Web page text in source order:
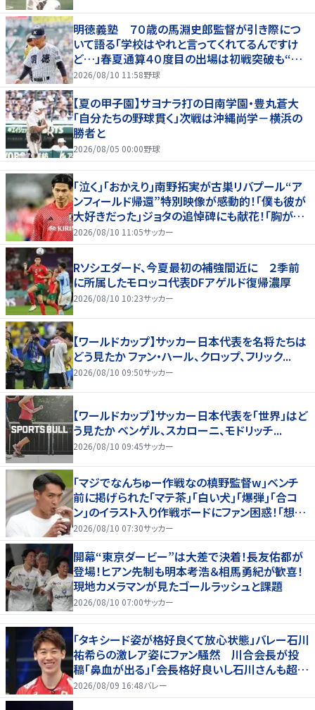
明徳義塾 ７０歳の馬淵史郎監督が引き際につ
いて語る「学校はやれと言ってくれてるんですけ
ど…」春夏通算４０度目の出場は初戦突破も“馬
淵節”炸裂
2026/08/10 11:58野球
【夏の甲子園】サヨナラ打の日南学園・豊丸蒼大
「自分たちの野球貫く」次戦は沖縄尚学－横浜の
勝者と
2026/08/05 00:00野球
｢泣く｣｢おかえり｣南野拓実が古巣リバプール“ア
ンフィールド帰還”特別映像が感動的！｢僕も彼が
大好きだった｣ジョタの追悼碑にも献花！｢胸が熱
くなります…｣
2026/08/10 11:05サッカー
Rソシエダード、今夏最初の補強間近に ２季前
に所属したモロッコ代表DFアゲルド復帰濃厚
2026/08/10 10:23サッカー
【ワールドカップ】サッカー日本代表を名将たちは
どう見たか ファン・ハール、クロップ、フリック...
2026/08/10 09:50サッカー
【ワールドカップ】サッカー日本代表を「世界」はど
う見たか ベンゲル、スカローニ、モドリッチ...
2026/08/10 09:45サッカー
｢マジでなんちゅー作戦なの槙野監督w｣ベンチ
前に掲げられた｢マテ茶｣｢白い犬｣｢爆弾｣｢合コ
ン｣のイラスト入り作戦ボードにファン困惑！｢想像
よりデカくて吹いた｣
2026/08/10 07:30サッカー
開幕“東京ダービー”は大差で決着！長友佑都が
登場！ヒアン先制も明本考浩＆相馬勇紀が歓喜！
現地カメラマンが見たゴールラッシュと課題
2026/08/10 07:00サッカー
「タキシード姿が格好良くて放心状態」バレー石川
祐希らの激レア姿にファン騒然 川合会長が投
稿「鼻血が出る」「会長格好良いし石川さんも超格
好いい」
2026/08/09 16:48バレー